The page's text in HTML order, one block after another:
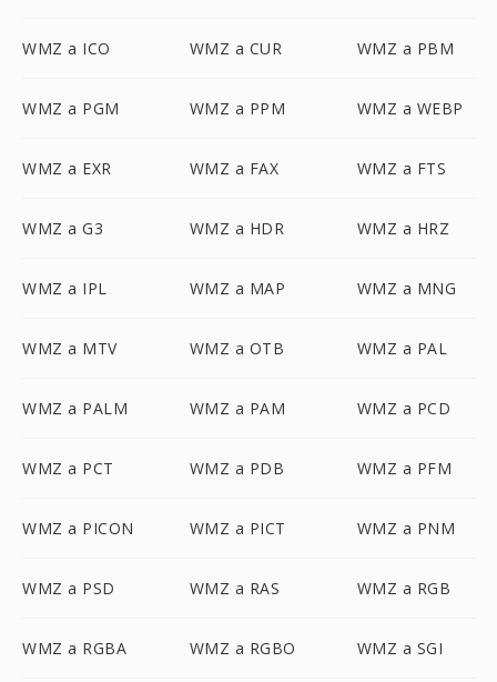
WMZ a ICO WMZ a CUR WMZ a PBM
WMZ a PGM WMZ a PPM WMZ a WEBP
WMZ a EXR WMZ a FAX WMZ a FTS
WMZ a G3 WMZ a HDR WMZ a HRZ
WMZ a IPL WMZ a MAP WMZ a MNG
WMZ a MTV WMZ a OTB WMZ a PAL
WMZ a PALM WMZ a PAM WMZ a PCD
WMZ a PCT WMZ a PDB WMZ a PFM
WMZ a PICON WMZ a PICT WMZ a PNM
WMZ a PSD WMZ a RAS WMZ a RGB
WMZ a RGBA WMZ a RGBO WMZ a SGI